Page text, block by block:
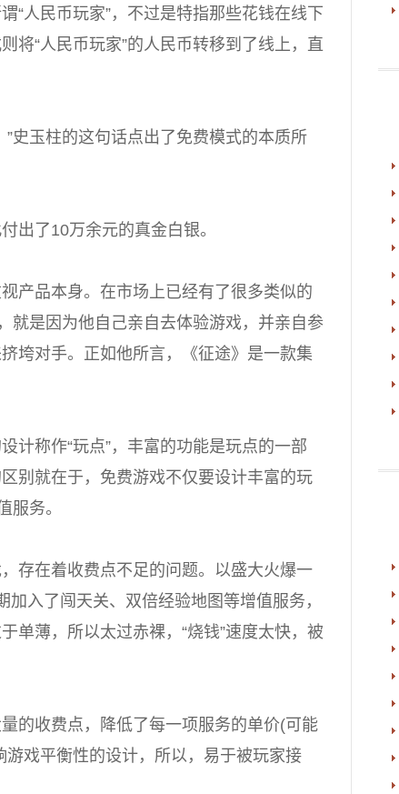
“人民币玩家”，不过是特指那些花钱在线下
将“人民币玩家”的人民币转移到了线上，直
史玉柱的这句话点出了免费模式的本质所
出了10万余元的真金白银。
产品本身。在市场上已经有了很多类似的
就是因为他自己亲自去体验游戏，并亲自参
垮对手。正如他所言，《征途》是一款集
计称作“玩点”，丰富的功能是玩点的一部
别就在于，免费游戏不仅要设计丰富的玩
服务。
存在着收费点不足的问题。以盛大火爆一
入了闯天关、双倍经验地图等增值服务，
单薄，所以太过赤裸，“烧钱”速度太快，被
的收费点，降低了每一项服务的单价(可能
戏平衡性的设计，所以，易于被玩家接